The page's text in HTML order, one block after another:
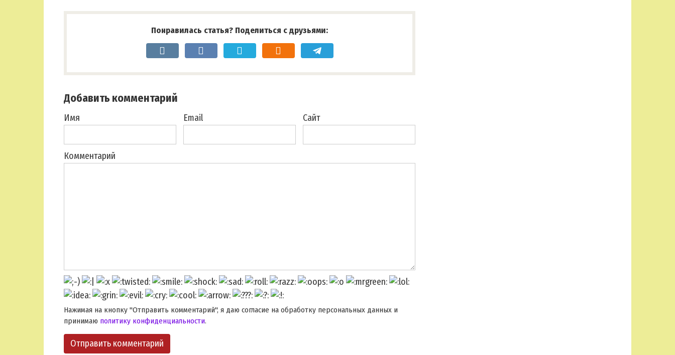
Понравилась статья? Поделиться с друзьями:
Добавить комментарий
Имя Email Сайт
Комментарий
Нажимая на кнопку "Отправить комментарий", я даю согласие на обработку персональных данных и
принимаю политику конфиденциальности.